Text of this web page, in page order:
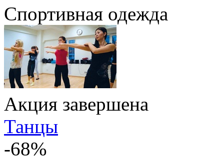
Спортивная одежда
Акция завершена
Танцы
-68%